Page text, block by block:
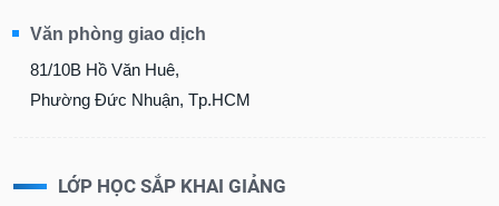
Văn phòng giao dịch
81/10B Hồ Văn Huê,
Phường Đức Nhuận, Tp.HCM
LỚP HỌC SẮP KHAI GIẢNG